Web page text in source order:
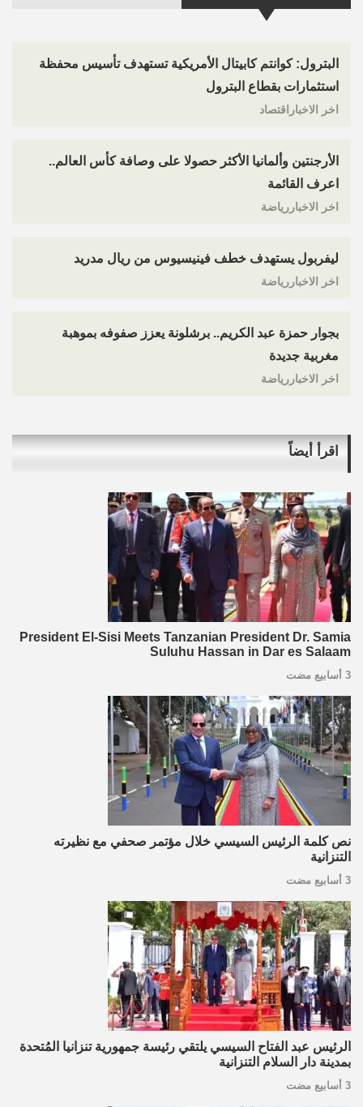
البترول: كوانتم كابيتال الأمريكية تستهدف تأسيس محفظة
استثمارات بقطاع البترول
اخر الاخباراقتصاد
الأرجنتين وألمانيا الأكثر حصولا على وصافة كأس العالم..
اعرف القائمة
اخر الاخباررياضة
ليفربول يستهدف خطف فينيسيوس من ريال مدريد
اخر الاخباررياضة
بجوار حمزة عبد الكريم.. برشلونة يعزز صفوفه بموهبة
مغربية جديدة
اخر الاخباررياضة
اقرأ أيضاً
President El-Sisi Meets Tanzanian President Dr. Samia
Suluhu Hassan in Dar es Salaam
3 أسابيع مضت
نص كلمة الرئيس السيسي خلال مؤتمر صحفي مع نظيرته
التنزانية
3 أسابيع مضت
الرئيس عبد الفتاح السيسي يلتقي رئيسة جمهورية تنزانيا المُتحدة
بمدينة دار السلام التنزانية
3 أسابيع مضت